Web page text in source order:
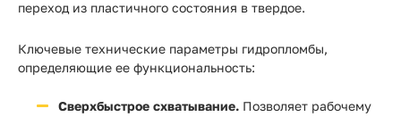
переход из пластичного состояния в твердое.
Ключевые технические параметры гидропломбы,
определяющие ее функциональность:
Сверхбыстрое схватывание. Позволяет рабочему